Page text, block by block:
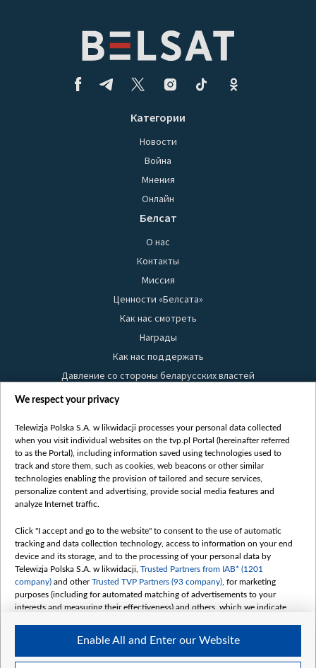
Категории
Новости
Война
Мнения
Онлайн
Белсат
О нас
Контакты
Миссия
Ценности «Белсата»
Как нас смотреть
Награды
Как нас поддержать
Давление со стороны беларусских властей
Правила использования материалов
Безопасность
Youtube
Белсат news
Белсат Life
Belsat English
Biełsat PL
Белсат Now
Белсат Shorts
Белсат History
Белсат Music
Белсат Doc
We respect your privacy
Telewizja Polska S.A. w likwidacji processes your personal data collected
when you visit individual websites on the tvp.pl Portal (hereinafter referred
to as the Portal), including information saved using technologies used to
track and store them, such as cookies, web beacons or other similar
technologies enabling the provision of tailored and secure services,
personalize content and advertising, provide social media features and
analyze Internet traffic.
Click "I accept and go to the website" to consent to the use of automatic
tracking and data collection technology, access to information on your end
device and its storage, and to the processing of your personal data by
Telewizja Polska S.A. w likwidacji, Trusted Partners from IAB* (1201
company) and otherTrusted TVP Partners (93 company) , for marketing
purposes (including for automated matching of advertisements to your
interests and measuring their effectiveness) and others, which we indicate
The purposes of processing your data by TVP S.A. w likwidacji are as
follows:
Enable All and Enter our Website